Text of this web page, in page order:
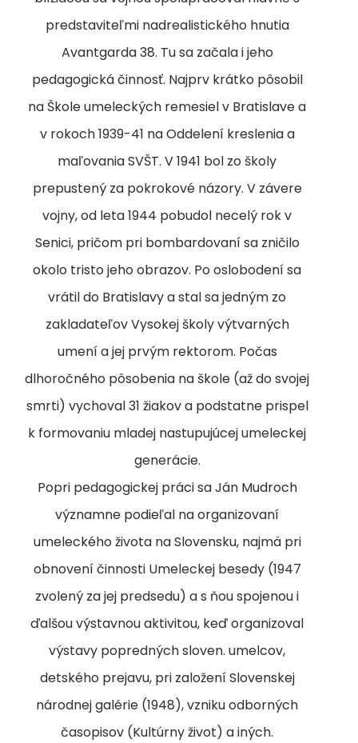
predstaviteľmi nadrealistického hnutia
Avantgarda 38. Tu sa začala i jeho
pedagogická činnosť. Najprv krátko pôsobil
na Škole umeleckých remesiel v Bratislave a
v rokoch 1939-41 na Oddelení kreslenia a
maľovania SVŠT. V 1941 bol zo školy
prepustený za pokrokové názory. V závere
vojny, od leta 1944 pobudol necelý rok v
Senici, pričom pri bombardovaní sa zničilo
okolo tristo jeho obrazov. Po oslobodení sa
vrátil do Bratislavy a stal sa jedným zo
zakladateľov Vysokej školy výtvarných
umení a jej prvým rektorom. Počas
dlhoročného pôsobenia na škole (až do svojej
smrti) vychoval 31 žiakov a podstatne prispel
k formovaniu mladej nastupujúcej umeleckej
generácie.
Popri pedagogickej práci sa Ján Mudroch
významne podieľal na organizovaní
umeleckého života na Slovensku, najmä pri
obnovení činnosti Umeleckej besedy (1947
zvolený za jej predsedu) a s ňou spojenou i
ďalšou výstavnou aktivitou, keď organizoval
výstavy popredných sloven. umelcov,
detského prejavu, pri založení Slovenskej
národnej galérie (1948), vzniku odborných
časopisov (Kultúrny život) a iných.